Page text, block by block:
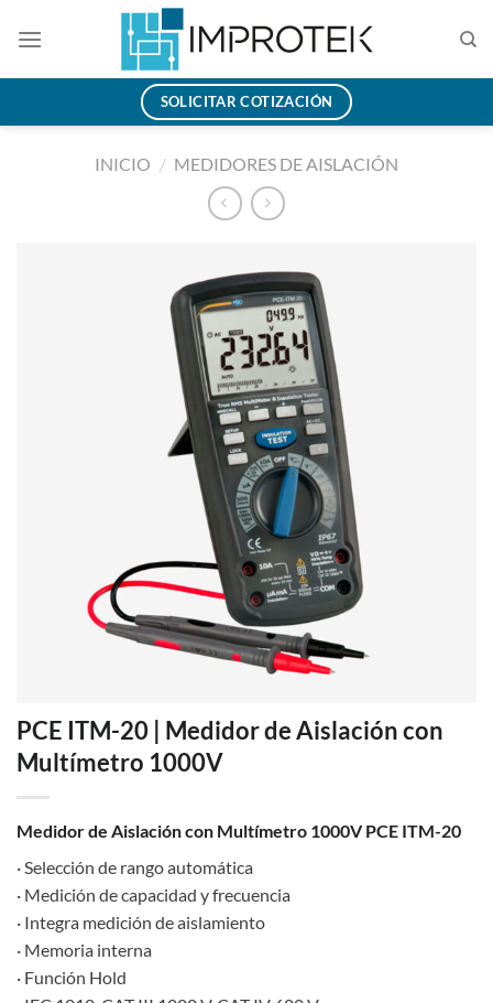
SOLICITAR COTIZACIÓN
INICIO / MEDIDORES DE AISLACIÓN
PCE ITM-20 | Medidor de Aislación con
Multímetro 1000V
Medidor de Aislación con Multímetro 1000V PCE ITM-20
· Selección de rango automática
· Medición de capacidad y frecuencia
· Integra medición de aislamiento
· Memoria interna
· Función Hold